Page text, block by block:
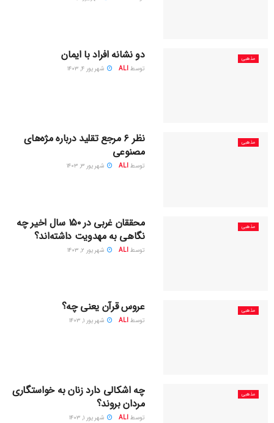
مذهبی دو نشانه افراد با ایمان
توسط ALI شهریور ۴, ۱۴۰۳
مذهبی
نظر ۶ مرجع تقلید درباره مژه‌های
مصنوعی
توسط ALI شهریور ۳, ۱۴۰۳
مذهبی
محققان غربی در ۱۵۰ سال اخیر چه
نگاهی به مهدویت داشته‌اند؟
توسط ALI شهریور ۲, ۱۴۰۳
مذهبی عروس قرآن یعنی چه؟
توسط ALI شهریور ۱, ۱۴۰۳
مذهبی
چه اشکالی دارد زنان به خواستگاری
مردان بروند؟
توسط ALI شهریور ۱, ۱۴۰۳